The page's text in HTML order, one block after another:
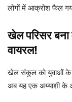
लोगों में आक्रोश फैल
खेल परिसर बना
वायरल!
खेल संकुल को युवाओं के
अब यह एक अय्याशी के